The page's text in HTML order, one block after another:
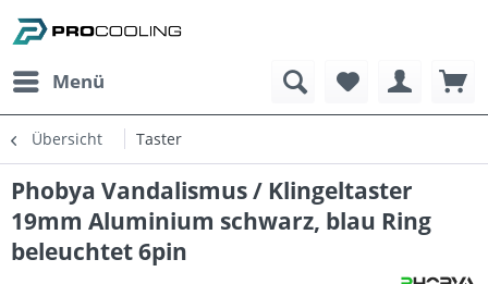
Menü
Übersicht Taster
Phobya Vandalismus / Klingeltaster
19mm Aluminium schwarz, blau Ring
beleuchtet 6pin